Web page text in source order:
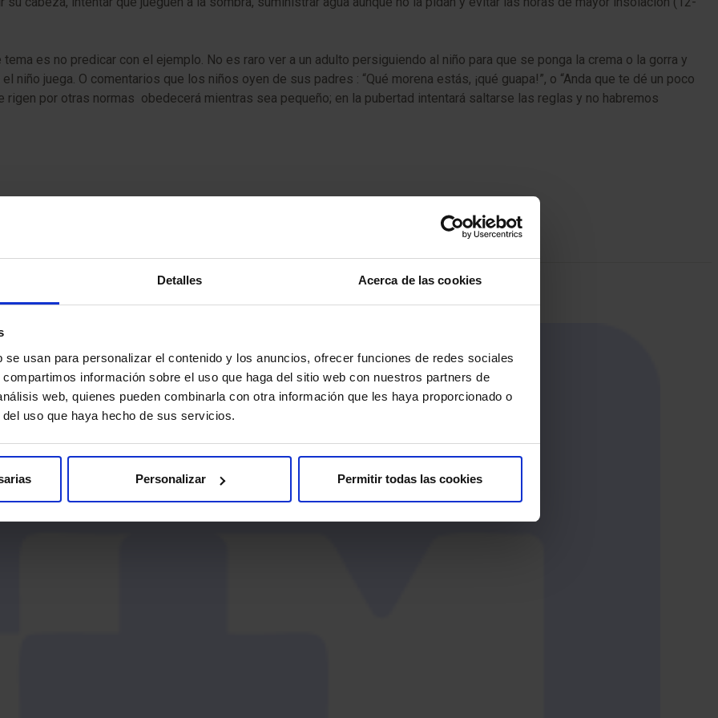
Detalles Acerca de las cookies
usan para personalizar el contenido y los anuncios, ofrecer funciones de redes sociales
información sobre el uso que haga del sitio web con nuestros partners de
web, quienes pueden combinarla con otra información que les haya proporcionado o
uso que haya hecho de sus servicios.
Personalizar Permitir todas las cookies
es no predicar con el ejemplo. No es raro ver a un adulto persiguiendo al niño para que se ponga la crema o la gorra y
juega. O comentarios que los niños oyen de sus padres : “Qué morena estás, ¡qué guapa!”, o “Anda que te dé un poco
por otras normas obedecerá mientras sea pequeño; en la pubertad intentará saltarse las reglas y no habremos